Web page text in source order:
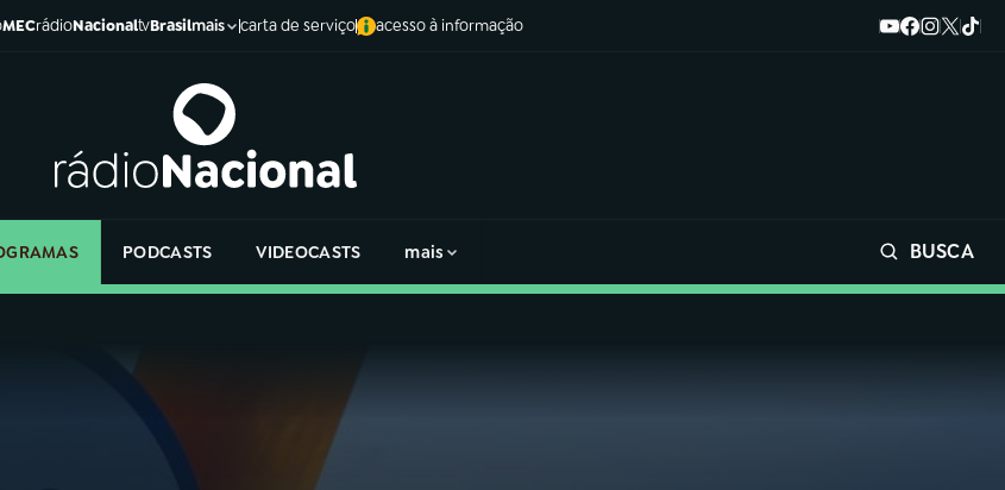
MECrádioNacionaltvBrasilmais carta de serviço acesso à informação
PODCASTS VIDEOCASTS mais BUSCA